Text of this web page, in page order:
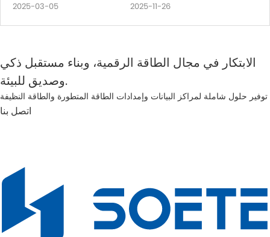
2025-03-05 2025-11-26
الابتكار في مجال الطاقة الرقمية، وبناء مستقبل ذكي
وصديق للبيئة.
توفير حلول شاملة لمراكز البيانات وإمدادات الطاقة المتطورة والطاقة النظيفة
اتصل بنا